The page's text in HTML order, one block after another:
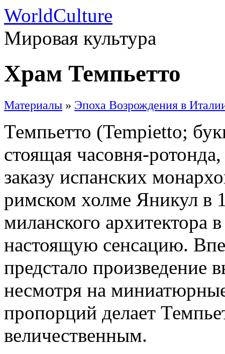
WorldCulture
Мировая культура
Храм Темпьетто
Материалы » Эпоха Возрождения в
Темпьетто (Tempietto;
стоящая часовня-
заказу испанских
римском холме Яникул в
миланского архитектора
настоящую сенсацию.
предстало произведение
несмотря на
пропорций делает
величественным.